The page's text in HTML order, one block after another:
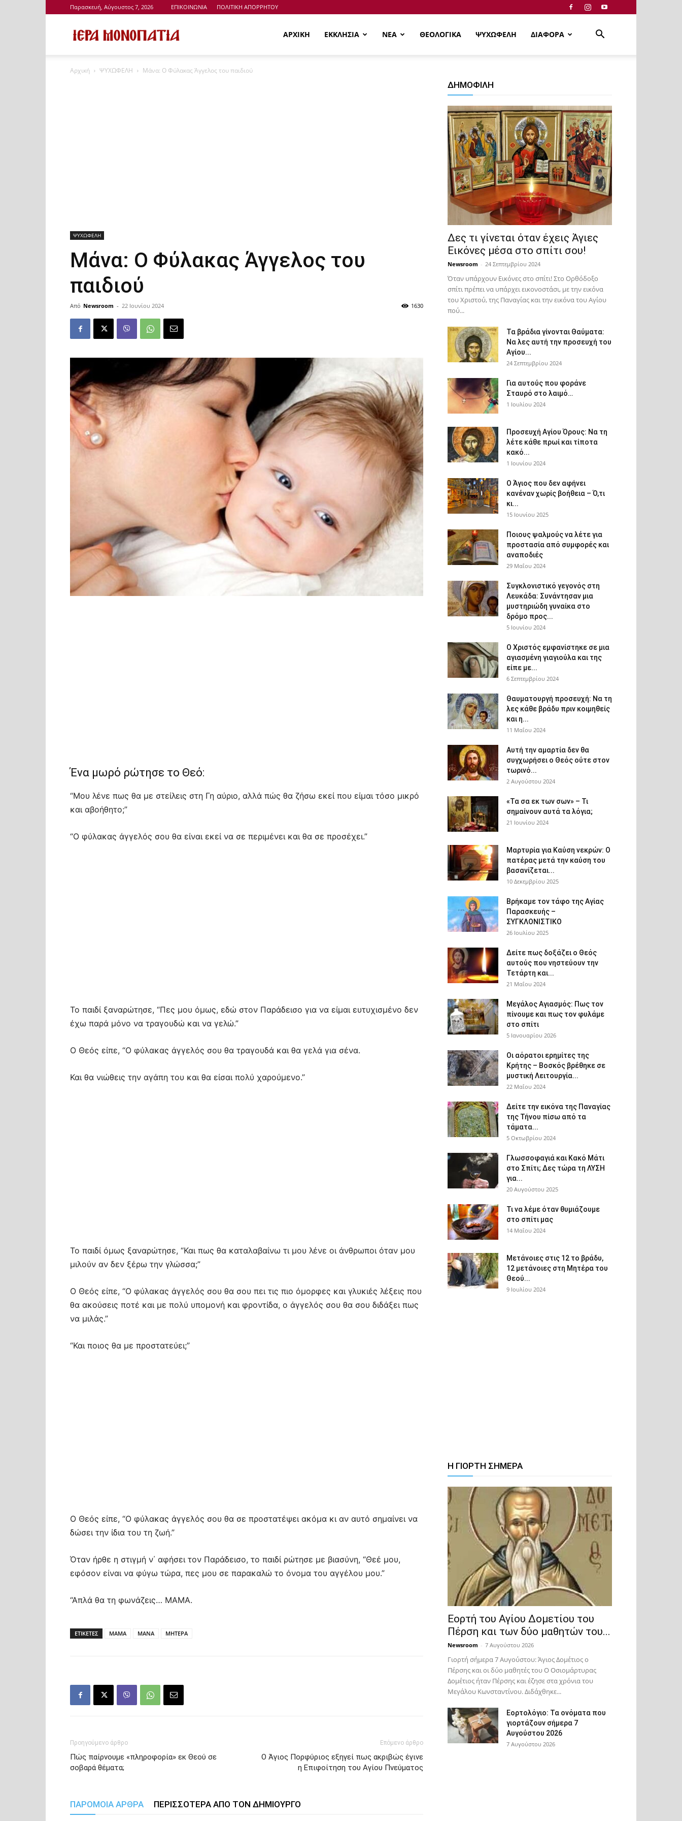
Παρασκευή, Αύγουστος 7, 2026 ΕΠΙΚΟΙΝΩΝΙΑ ΠΟΛΙΤΙΚΗ ΑΠΟΡΡΗΤΟΥ
Μονοπάτια
ΑΡΧΙΚΗ ΕΚΚΛΗΣΙΑ ΝΕΑ ΘΕΟΛΟΓΙΚΑ ΨΥΧΩΦΕΛΗ ΔΙΑΦΟΡΑ
Αρχική ΨΥΧΩΦΕΛΗ Μάνα: Ο Φύλακας Άγγελος του παιδιού
ΨΥΧΩΦΕΛΗ
Μάνα: Ο Φύλακας Άγγελος του
παιδιού
Από Newsroom - 22 Ιουνίου 2024 1630
Ένα μωρό ρώτησε το Θεό:
“Μου λένε πως θα με στείλεις στη Γη αύριο, αλλά πώς θα ζήσω εκεί που είμαι τόσο μικρό
και αβοήθητο;”
“Ο φύλακας άγγελός σου θα είναι εκεί να σε περιμένει και θα σε προσέχει.”
Το παιδί ξαναρώτησε, “Πες μου όμως, εδώ στον Παράδεισο για να είμαι ευτυχισμένο δεν
έχω παρά μόνο να τραγουδώ και να γελώ.”
Ο Θεός είπε, “Ο φύλακας άγγελός σου θα τραγουδά και θα γελά για σένα.
Και θα νιώθεις την αγάπη του και θα είσαι πολύ χαρούμενο.”
Το παιδί όμως ξαναρώτησε, “Και πως θα καταλαβαίνω τι μου λένε οι άνθρωποι όταν μου
μιλούν αν δεν ξέρω την γλώσσα;”
Ο Θεός είπε, “Ο φύλακας άγγελός σου θα σου πει τις πιο όμορφες και γλυκιές λέξεις που
θα ακούσεις ποτέ και με πολύ υπομονή και φροντίδα, ο άγγελός σου θα σου διδάξει πως
να μιλάς.”
“Και ποιος θα με προστατεύει;”
Ο Θεός είπε, “Ο φύλακας άγγελός σου θα σε προστατέψει ακόμα κι αν αυτό σημαίνει να
δώσει την ίδια του τη ζωή.”
Όταν ήρθε η στιγμή ν΄ αφήσει τον Παράδεισο, το παιδί ρώτησε με βιασύνη, “Θεέ μου,
εφόσον είναι να φύγω τώρα, πες μου σε παρακαλώ το όνομα του αγγέλου μου.”
“Απλά θα τη φωνάζεις… ΜΑΜΑ.
ΕΤΙΚΕΤΕΣ ΜΑΜΑ ΜΑΝΑ ΜΗΤΕΡΑ
Προηγούμενο άρθρο
Πώς παίρνουμε «πληροφορία» εκ Θεού σε
σοβαρά θέματα;
Επόμενο άρθρο
Ο Άγιος Πορφύριος εξηγεί πως ακριβώς έγινε
η Επιφοίτηση του Αγίου Πνεύματος
ΠΑΡΟΜΟΙΑ ΑΡΘΡΑ ΠΕΡΙΣΣΟΤΕΡΑ ΑΠΟ ΤΟΝ ΔΗΜΙΟΥΡΓΟ
ΔΗΜΟΦΙΛΗ
Δες τι γίνεται όταν έχεις Άγιες
Εικόνες μέσα στο σπίτι σου!
Newsroom - 24 Σεπτεμβρίου 2024
Όταν υπάρχουν Εικόνες στο σπίτι! Στο Ορθόδοξο
σπίτι πρέπει να υπάρχει εικονοστάσι, με την εικόνα
του Χριστού, της Παν­αγίας και την εικόνα του Αγίου
πού...
Τα βράδια γίνονται Θαύματα:
Να λες αυτή την προσευχή του
Αγίου...
24 Σεπτεμβρίου 2024
Για αυτούς που φοράνε
Σταυρό στο λαιμό…
1 Ιουλίου 2024
Προσευχή Αγίου Όρους: Να τη
λέτε κάθε πρωί και τίποτα
κακό...
1 Ιουνίου 2024
Ο Άγιος που δεν αφήνει
κανέναν χωρίς βοήθεια – Ό,τι
κι...
15 Ιουνίου 2025
Ποιους ψαλμούς να λέτε για
προστασία από συμφορές και
αναποδιές
29 Μαΐου 2024
Συγκλονιστικό γεγονός στη
Λευκάδα: Συνάντησαν μια
μυστηριώδη γυναίκα στο
δρόμο προς...
5 Ιουνίου 2024
Ο Χριστός εμφανίστηκε σε μια
αγιασμένη γιαγιούλα και της
είπε με...
6 Σεπτεμβρίου 2024
Θαυματουργή προσευχή: Να τη
λες κάθε βράδυ πριν κοιμηθείς
και η...
11 Μαΐου 2024
Αυτή την αμαρτία δεν θα
συγχωρήσει ο Θεός ούτε στον
τωρινό...
2 Αυγούστου 2024
«Τα σα εκ των σων» – Τι
σημαίνουν αυτά τα λόγια;
21 Ιουνίου 2024
Μαρτυρία για Καύση νεκρών: Ο
πατέρας μετά την καύση του
βασανίζεται...
10 Δεκεμβρίου 2025
Βρήκαμε τον τάφο της Αγίας
Παρασκευής –
ΣΥΓΚΛΟΝΙΣΤΙΚΟ
26 Ιουλίου 2025
Δείτε πως δοξάζει ο Θεός
αυτούς που νηστεύουν την
Τετάρτη και...
21 Μαΐου 2024
Μεγάλος Αγιασμός: Πως τον
πίνουμε και πως τον φυλάμε
στο σπίτι
5 Ιανουαρίου 2026
Οι αόρατοι ερημίτες της
Κρήτης – Βοσκός βρέθηκε σε
μυστική Λειτουργία...
22 Μαΐου 2024
Δείτε την εικόνα της Παναγίας
της Τήνου πίσω από τα
τάματα...
5 Οκτωβρίου 2024
Γλωσσοφαγιά και Κακό Μάτι
στο Σπίτι; Δες τώρα τη ΛΥΣΗ
για...
20 Αυγούστου 2025
Τι να λέμε όταν θυμιάζουμε
στο σπίτι μας
14 Μαΐου 2024
Μετάνοιες στις 12 το βράδυ,
12 μετάνοιες στη Μητέρα του
Θεού...
9 Ιουλίου 2024
Η ΓΙΟΡΤΗ ΣΗΜΕΡΑ
Εορτή του Αγίου Δομετίου του
Πέρση και των δύο μαθητών του...
Newsroom - 7 Αυγούστου 2026
Γιορτή σήμερα 7 Αυγούστου: Άγιος Δομέτιος ο
Πέρσης και οι δύο μαθητές του Ο Oσιομάρτυρας
Δομέτιος ήταν Πέρσης και έζησε στα χρόνια του
Μεγάλου Κωνσταντίνου. Διδάχθηκε...
Εορτολόγιο: Τα ονόματα που
γιορτάζουν σήμερα 7
Αυγούστου 2026
7 Αυγούστου 2026